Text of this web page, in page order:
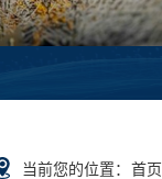
当前您的位置： 首页